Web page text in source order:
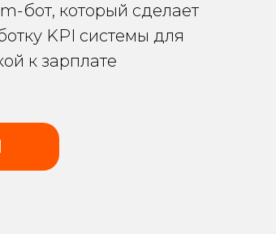
бот, который сделает
KPI системы для
к зарплате